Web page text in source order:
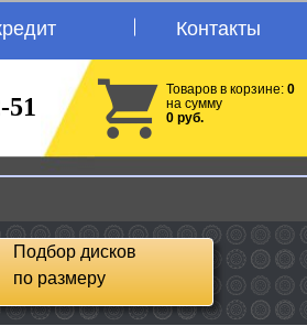
Контакты
51
Товаров в корзине: 0
на сумму
0 руб.
Подбор дисков
по размеру